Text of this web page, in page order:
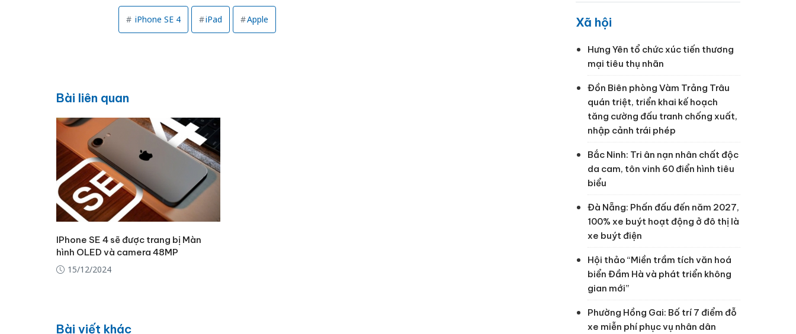
iPhone SE 4 iPad Apple
Bài liên quan
IPhone SE 4 sẽ được trang bị Màn
hình OLED và camera 48MP
15/12/2024
Bài viết khác
Xã hội
Hưng Yên tổ chức xúc tiến thương
mại tiêu thụ nhãn
Đồn Biên phòng Vàm Trảng Trâu
quán triệt, triển khai kế hoạch
tăng cường đấu tranh chống xuất,
nhập cảnh trái phép
Bắc Ninh: Tri ân nạn nhân chất độc
da cam, tôn vinh 60 điển hình tiêu
biểu
Đà Nẵng: Phấn đấu đến năm 2027,
100% xe buýt hoạt động ở đô thị là
xe buýt điện
Hội thảo “Miền trầm tích văn hoá
biển Đầm Hà và phát triển không
gian mới”
Phường Hồng Gai: Bố trí 7 điểm đỗ
xe miễn phí phục vụ nhân dân